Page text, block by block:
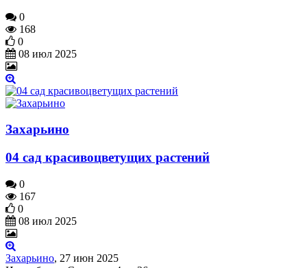
0
168
0
08 июл 2025
Захарьино
04 сад красивоцветущих растений
0
167
0
08 июл 2025
Захарьино, 27 июн 2025